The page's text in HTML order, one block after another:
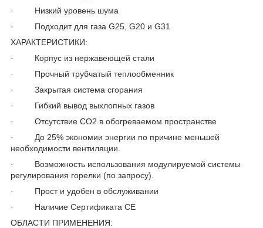
· Низкий уровень шума
· Подходит для газа G25, G20 и G31
ХАРАКТЕРИСТИКИ:
· Корпус из нержавеющей стали
· Прочный трубчатый теплообменник
· Закрытая система сгорания
· Гибкий вывод выхлопных газов
· Отсутствие CO2 в обогреваемом пространстве
· До 25% экономии энергии по причине меньшей
необходимости вентиляции.
· Возможность использования модулируемой системы
регулирования горелки (по запросу).
· Прост и удобен в обслуживании
· Наличие Сертификата СЕ
ОБЛАСТИ ПРИМЕНЕНИЯ: